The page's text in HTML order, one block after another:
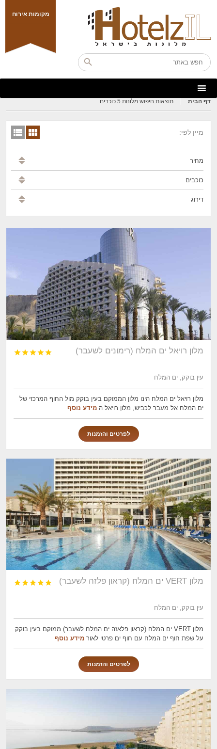
מקומות אירוח
דף הבית תוצאות חיפוש מלונות 5 כוכבים
מיין לפי:
מחיר
כוכבים
דירוג
מלון רויאל ים המלח (רימונים לשעבר) 




עין בוקק, ים המלח
מלון רויאל ים המלח הינו מלון הממוקם בעין בוקק מול החוף המרכזי של
ים המלח אל מעבר לכביש, מלון רויאל המידע נוסף
לפרטים והזמנות
מלון VERT ים המלח (קראון פלזה לשעבר) 




עין בוקק, ים המלח
מלון VERT ים המלח (קראון פלאזה ים המלח לשעבר) ממוקם בעין בוקק
על שפת חוף ים המלח עם חוף ים פרטי לאורמידע נוסף
לפרטים והזמנות